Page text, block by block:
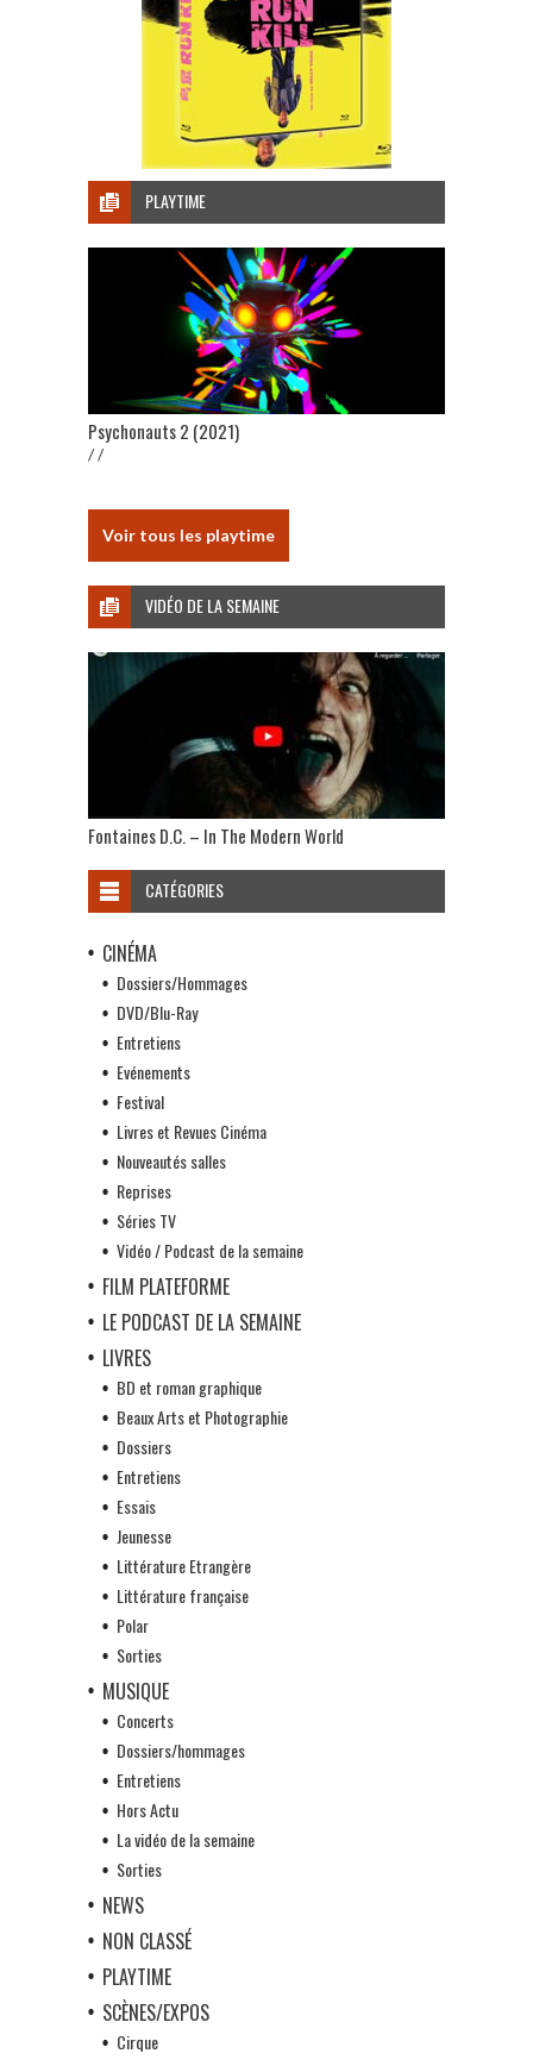
PLAYTIME
Psychonauts 2 (2021)
/ /
Voir tous les playtime
VIDÉO DE LA SEMAINE
Fontaines D.C. – In The Modern World
CATÉGORIES
CINÉMA
Dossiers/Hommages
DVD/Blu-Ray
Entretiens
Evénements
Festival
Livres et Revues Cinéma
Nouveautés salles
Reprises
Séries TV
Vidéo / Podcast de la semaine
FILM PLATEFORME
LE PODCAST DE LA SEMAINE
LIVRES
BD et roman graphique
Beaux Arts et Photographie
Dossiers
Entretiens
Essais
Jeunesse
Littérature Etrangère
Littérature française
Polar
Sorties
MUSIQUE
Concerts
Dossiers/hommages
Entretiens
Hors Actu
La vidéo de la semaine
Sorties
NEWS
NON CLASSÉ
PLAYTIME
SCÈNES/EXPOS
Cirque